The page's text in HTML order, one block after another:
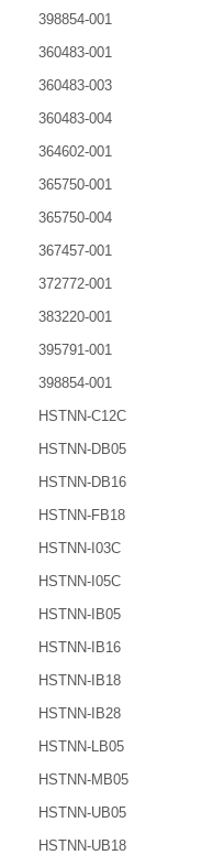
398854-001
360483-001
360483-003
360483-004
364602-001
365750-001
365750-004
367457-001
372772-001
383220-001
395791-001
398854-001
HSTNN-C12C
HSTNN-DB05
HSTNN-DB16
HSTNN-FB18
HSTNN-I03C
HSTNN-I05C
HSTNN-IB05
HSTNN-IB16
HSTNN-IB18
HSTNN-IB28
HSTNN-LB05
HSTNN-MB05
HSTNN-UB05
HSTNN-UB18